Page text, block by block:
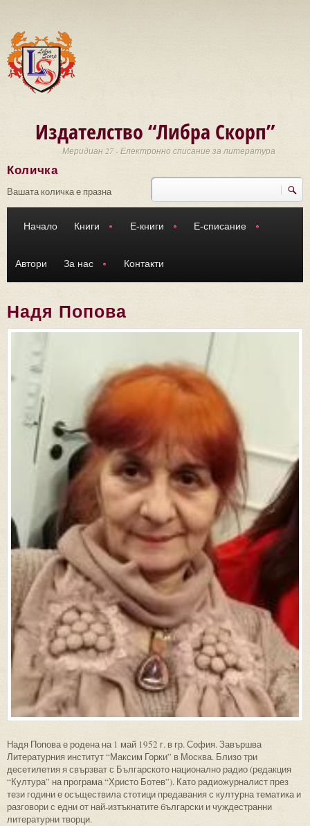
Издателство “Либра Скорп”
Меридиан 27 - Електронно списание за литература
Търси
Количка
Вашата количка е празна
Начало Книги Е-книги Е-списание
Автори За нас Контакти
Надя Попова
Надя Попова е родена на 1 май 1952 г. в гр. София. Завършва
Литературния институт “Максим Горки” в Москва. Близо три
десетилетия я свързват с Българското национално радио (редакция
“Култура” на програма “Христо Ботев”). Като радиожурналист през
тези години е осъществила стотици предавания с културна тематика и
разговори с едни от най-изтъкнатите български и чуждестранни
литературни творци.